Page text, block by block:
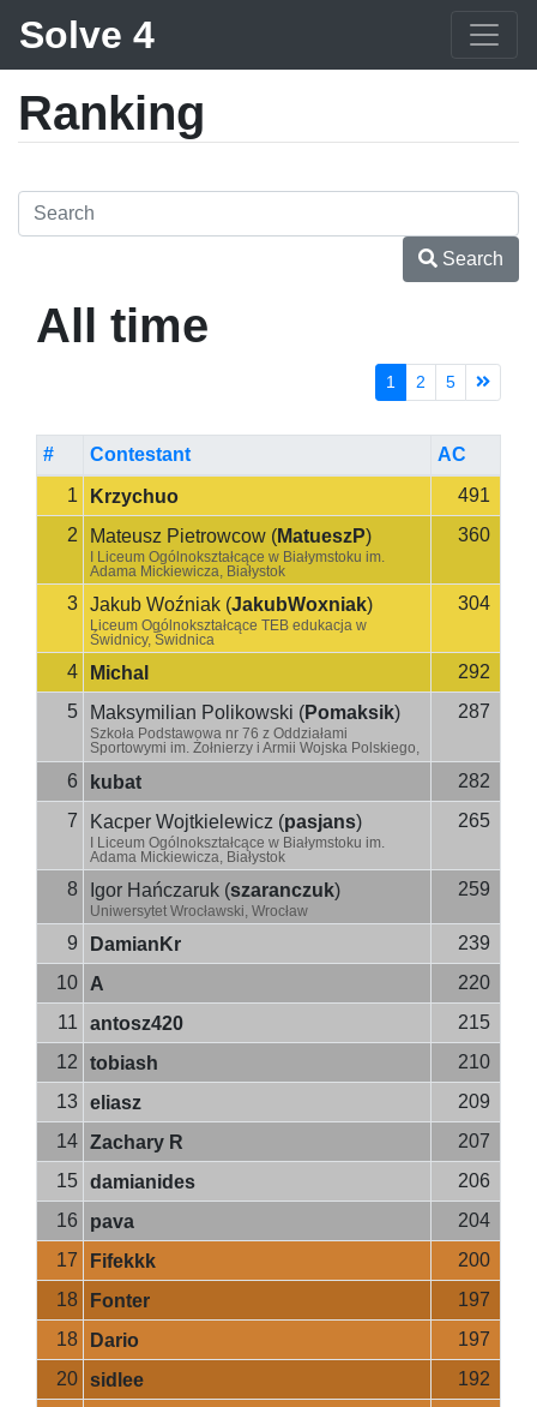
Solve 4
Ranking
Search
All time
1 2 5
# Contestant
AC
1
Krzychuo
491
2
Mateusz Pietrowcow(MatueszP)
I Liceum Ogólnokształcące w Białymstoku im.
Adama Mickiewicza, Białystok
360
3 Jakub Woźniak(JakubWoxniak)
Liceum Ogólnokształcące TEB edukacja w
Świdnicy, Świdnica
304
4 Michal
292
5
Maksymilian Polikowski (Pomaksik)
Szkoła Podstawowa nr 76 z Oddziałami
Sportowymi im. Żołnierzy i Armii Wojska Polskiego,
Wrocław
287
6 kubat
282
7
Kacper Wojtkielewicz (pasjans)
I Liceum Ogólnokształcące w Białymstoku im.
Adama Mickiewicza, Białystok
265
8 Igor Hańczaruk(szaranczuk)
Uniwersytet Wrocławski, Wrocław
259
9 DamianKr
239
10
A
220
11
antosz420
215
12
tobiash
210
13 eliasz
209
14 Zachary R
207
15 damianides
206
16
pava
204
17
Fifekkk
200
18
Fonter
197
18
Dario
197
20 sidlee
192